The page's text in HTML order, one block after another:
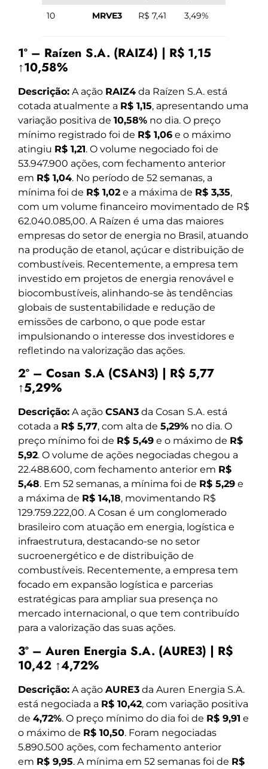
10
MRVE3 R$ 7,41 3,49%
1º – Raízen S.A. (RAIZ4) | R$ 1,15
↑10,58%
Descrição: A ação RAIZ4 da Raízen S.A. está
cotada atualmente a R$ 1,15, apresentando uma
variação positiva de 10,58% no dia. O preço
mínimo registrado foi de R$ 1,06 e o máximo
atingiu R$ 1,21. O volume negociado foi de
53.947.900 ações, com fechamento anterior
em R$ 1,04. No período de 52 semanas, a
mínima foi de R$ 1,02 e a máxima de R$ 3,35,
com um volume financeiro movimentado de R$
62.040.085,00. A Raízen é uma das maiores
empresas do setor de energia no Brasil, atuando
na produção de etanol, açúcar e distribuição de
combustíveis. Recentemente, a empresa tem
investido em projetos de energia renovável e
biocombustíveis, alinhando-se às tendências
globais de sustentabilidade e redução de
emissões de carbono, o que pode estar
impulsionando o interesse dos investidores e
refletindo na valorização das ações.
2º – Cosan S.A (CSAN3) | R$ 5,77
↑5,29%
Descrição: A ação CSAN3 da Cosan S.A. está
cotada a R$ 5,77, com alta de 5,29% no dia. O
preço mínimo foi de R$ 5,49 e o máximo de R$
5,92. O volume de ações negociadas chegou a
22.488.600, com fechamento anterior em R$
5,48. Em 52 semanas, a mínima foi de R$ 5,29 e
a máxima de R$ 14,18, movimentando R$
129.759.222,00. A Cosan é um conglomerado
brasileiro com atuação em energia, logística e
infraestrutura, destacando-se no setor
sucroenergético e de distribuição de
combustíveis. Recentemente, a empresa tem
focado em expansão logística e parcerias
estratégicas para ampliar sua presença no
mercado internacional, o que tem contribuído
para a valorização das suas ações.
3º – Auren Energia S.A. (AURE3) | R$
10,42 ↑4,72%
Descrição: A ação AURE3 da Auren Energia S.A.
está negociada a R$ 10,42, com variação positiva
de 4,72%. O preço mínimo do dia foi de R$ 9,91 e
o máximo de R$ 10,50. Foram negociadas
5.890.500 ações, com fechamento anterior
em R$ 9,95. A mínima em 52 semanas foi de R$